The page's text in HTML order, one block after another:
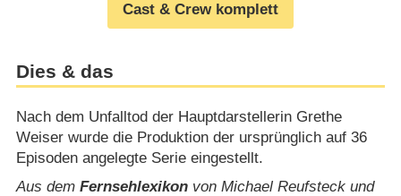
Cast & Crew komplett
Dies & das
Nach dem Unfalltod der Hauptdarstellerin Grethe
Weiser wurde die Produktion der ursprünglich auf 36
Episoden angelegte Serie eingestellt.
Aus dem Fernsehlexikonvon Michael Reufsteck und